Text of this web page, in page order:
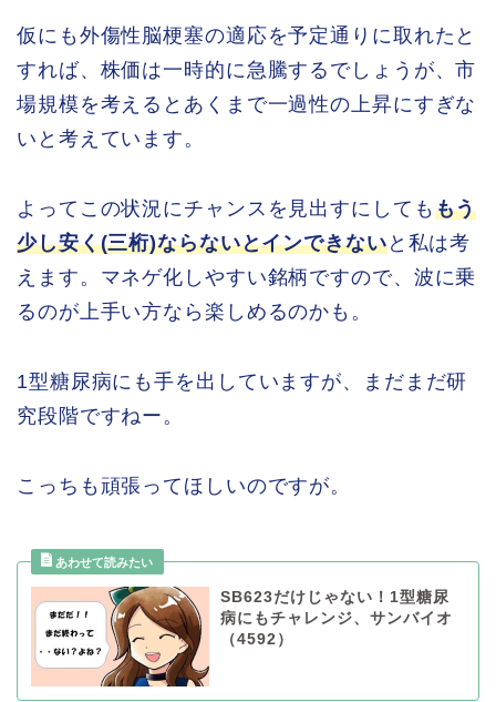
仮にも外傷性脳梗塞の適応を予定通りに取れたと
すれば、株価は一時的に急騰するでしょうが、市
場規模を考えるとあくまで一過性の上昇にすぎな
いと考えています。
よってこの状況にチャンスを見出すにしても もう
少し安く(三桁)ならないとインできないと私は考
えます。マネゲ化しやすい銘柄ですので、波に乗
るのが上手い方なら楽しめるのかも。
1型糖尿病にも手を出していますが、まだまだ研
究段階ですねー。
こっちも頑張ってほしいのですが。
SB623だけじゃない！1型糖尿
病にもチャレンジ、サンバイオ
（4592）